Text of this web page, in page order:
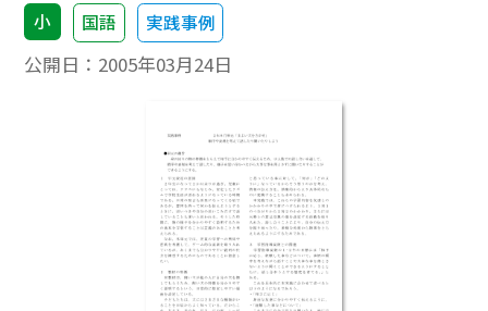
小 国語 実践事例
公開日： 2005年03月24日